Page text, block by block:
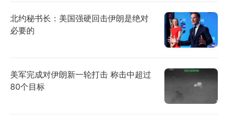
北约秘书长：美国强硬回击伊朗是绝对
必要的
美军完成对伊朗新一轮打击 称击中超过
80个目标